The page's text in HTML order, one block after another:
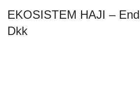
EKOSISTEM HAJI –
Dkk